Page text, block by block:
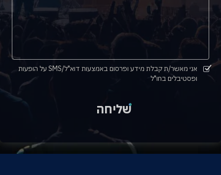
אני מאשר/ת קבלת מידע ופרסום באמצעות דוא"ל/SMS על הופעות
ופסטיבלים בחו"ל
שליחה